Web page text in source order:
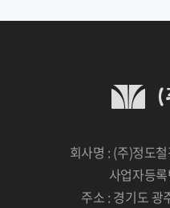
회사명 : (주)정도
사업자등
주소 : 경기도 광